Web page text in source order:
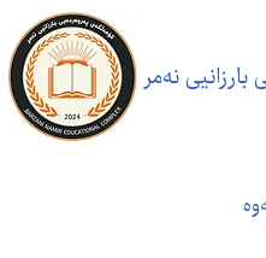
نەمر